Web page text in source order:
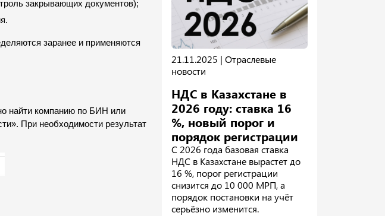
закрывающих документов);
заранее и применяются
найти компанию по БИН или
При необходимости результат
21.11.2025 | Отраслевые
новости
НДС в Казахстане в
2026 году: ставка 16
%, новый порог и
порядок регистрации
С 2026 года базовая ставка
НДС в Казахстане вырастет до
16 %, порог регистрации
снизится до 10 000 МРП, а
порядок постановки на учёт
серьёзно изменится.